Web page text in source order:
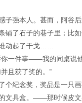
子强本人。甚而，阿谷
铺了石子的巷子里；比
动起了干戈……
一件事——我的同桌说
且获了奖的。”
个纪念奖，奖品是一只
文具盒。——那时候皮